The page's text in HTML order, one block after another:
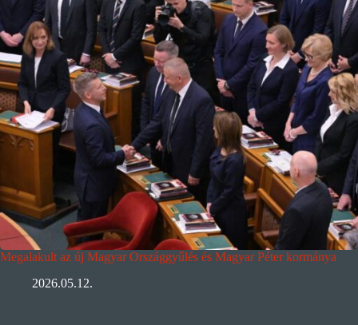
Megalakult az új Magyar Országgyűlés és Magyar Péter kormánya
2026.05.12.